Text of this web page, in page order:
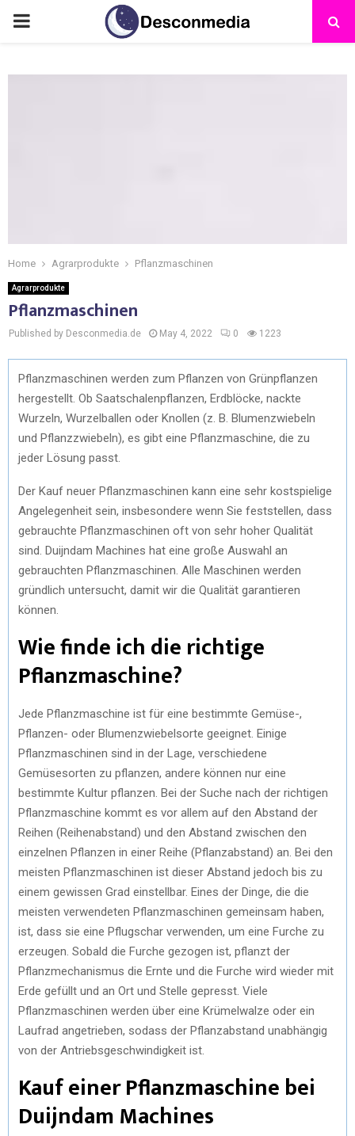
Home Agrarprodukte Pflanzmaschinen
Agrarprodukte
Pflanzmaschinen
Published by Desconmedia.de May 4, 2022 0 1223
Pflanzmaschinen werden zum Pflanzen von Grünpflanzen
hergestellt. Ob Saatschalenpflanzen, Erdblöcke, nackte
Wurzeln, Wurzelballen oder Knollen (z. B. Blumenzwiebeln
und Pflanzzwiebeln), es gibt eine Pflanzmaschine, die zu
jeder Lösung passt.
Der Kauf neuer Pflanzmaschinen kann eine sehr kostspielige
Angelegenheit sein, insbesondere wenn Sie feststellen, dass
gebrauchte Pflanzmaschinen oft von sehr hoher Qualität
sind. Duijndam Machines hat eine große Auswahl an
gebrauchten Pflanzmaschinen. Alle Maschinen werden
gründlich untersucht, damit wir die Qualität garantieren
können.
Wie finde ich die richtige
Pflanzmaschine?
Jede Pflanzmaschine ist für eine bestimmte Gemüse-,
Pflanzen- oder Blumenzwiebelsorte geeignet. Einige
Pflanzmaschinen sind in der Lage, verschiedene
Gemüsesorten zu pflanzen, andere können nur eine
bestimmte Kultur pflanzen. Bei der Suche nach der richtigen
Pflanzmaschine kommt es vor allem auf den Abstand der
Reihen (Reihenabstand) und den Abstand zwischen den
einzelnen Pflanzen in einer Reihe (Pflanzabstand) an. Bei den
meisten Pflanzmaschinen ist dieser Abstand jedoch bis zu
einem gewissen Grad einstellbar. Eines der Dinge, die die
meisten verwendeten Pflanzmaschinen gemeinsam haben,
ist, dass sie eine Pflugschar verwenden, um eine Furche zu
erzeugen. Sobald die Furche gezogen ist, pflanzt der
Pflanzmechanismus die Ernte und die Furche wird wieder mit
Erde gefüllt und an Ort und Stelle gepresst. Viele
Pflanzmaschinen werden über eine Krümelwalze oder ein
Laufrad angetrieben, sodass der Pflanzabstand unabhängig
von der Antriebsgeschwindigkeit ist.
Kauf einer Pflanzmaschine bei
Duijndam Machines